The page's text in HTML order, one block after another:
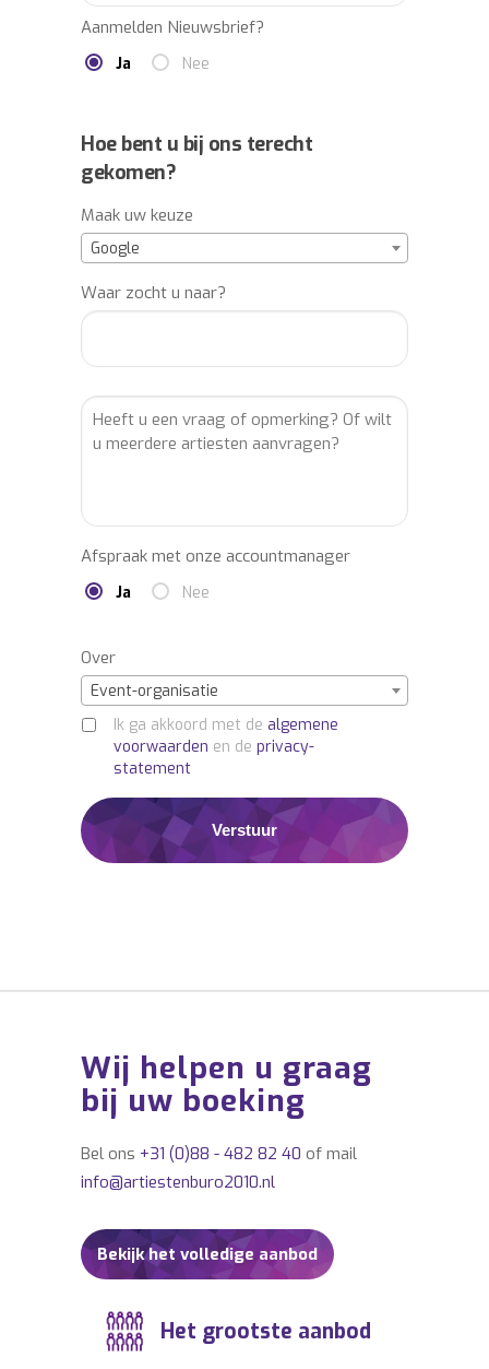
Aanmelden Nieuwsbrief?
Ja Nee
Hoe bent u bij ons terecht
gekomen?
Maak uw keuze
Google
Waar zocht u naar?
Afspraak met onze accountmanager
Ja Nee
Over
Event-organisatie
Ik ga akkoord met de algemene
voorwaarden en de privacy-
statement
Wij helpen u graag
bij uw boeking
Bel ons +31 (0)88 - 482 82 40 of mail
info@artiestenburo2010.nl
Bekijk het volledige aanbod
Het grootste aanbod